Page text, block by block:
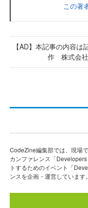
この著
【AD】本記事の内容
作 株式会
CodeZine編集部では、現場
カンファレンス「
トするためのイベント「
ンスを企画・運営しています。